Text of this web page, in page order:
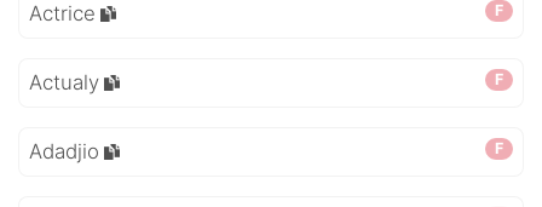
F
Actrice
F
Actualy
F
Adadjio